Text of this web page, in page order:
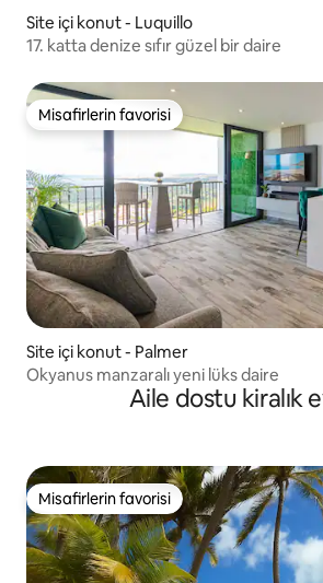
Site içi konut - Luquillo
17. katta denize sıfır güzel bir daire
Misafirlerin favorisi
Misafirlerin favorisi
Site içi konut - Palmer
Okyanus manzaralı yeni lüks daire
Aile dostu kiralık
Misafirlerin favorisi
Misafirlerin favorisi